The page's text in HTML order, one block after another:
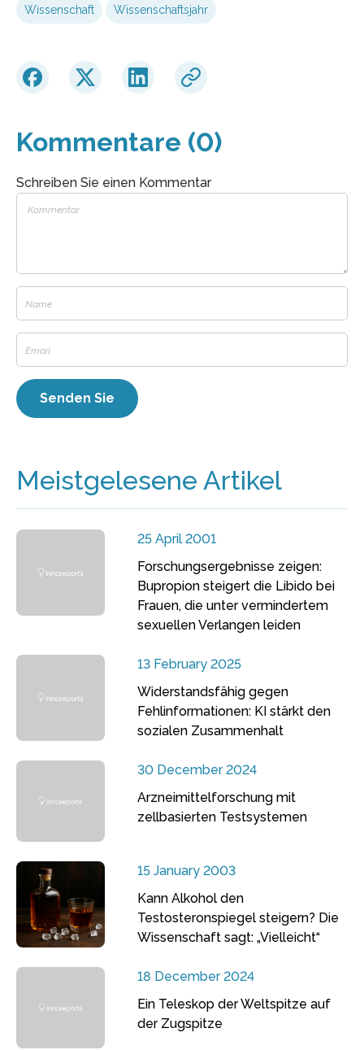
Wissenschaft Wissenschaftsjahr
Kommentare (0)
Schreiben Sie einen Kommentar
Meistgelesene Artikel
25 April 2001
Forschungsergebnisse zeigen:
Bupropion steigert die Libido bei
Frauen, die unter vermindertem
sexuellen Verlangen leiden
13 February 2025
Widerstandsfähig gegen
Fehlinformationen: KI stärkt den
sozialen Zusammenhalt
30 December 2024
Arzneimittelforschung mit
zellbasierten Testsystemen
15 January 2003
Kann Alkohol den
Testosteronspiegel steigern? Die
Wissenschaft sagt: „Vielleicht“
18 December 2024
Ein Teleskop der Weltspitze auf
der Zugspitze